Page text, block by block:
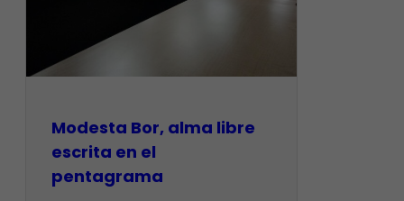
Modesta Bor, alma libre
escrita en el
pentagrama